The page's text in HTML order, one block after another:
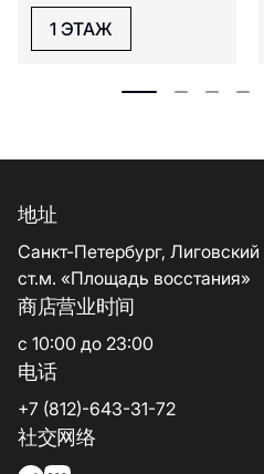
1 ЭТАЖ
地址
Санкт-Петербург,
ст.м. «Площадь восстания»
商店营业时间
с 10:00 до 23:00
电话
+7 (812)-643-31-72
社交网络